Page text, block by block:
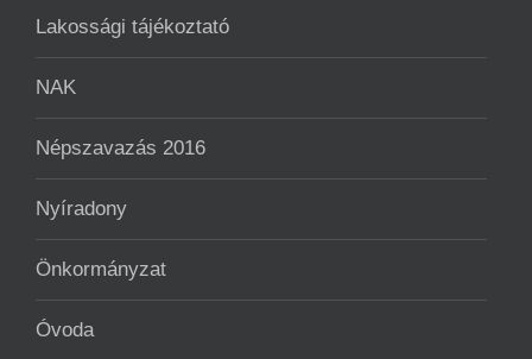
Lakossági tájékoztató
NAK
Népszavazás 2016
Nyíradony
Önkormányzat
Óvoda